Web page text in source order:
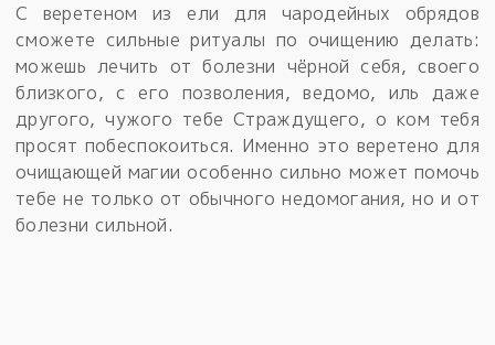
С веретеном из ели для чародейных обрядов
сможете сильные ритуалы по очищению делать:
можешь лечить от болезни чёрной себя, своего
близкого, с его позволения, ведомо, иль даже
другого, чужого тебе Страждущего, о ком тебя
просят побеспокоиться. Именно это веретено для
очищающей магии особенно сильно может помочь
тебе не только от обычного недомогания, но и от
болезни сильной.